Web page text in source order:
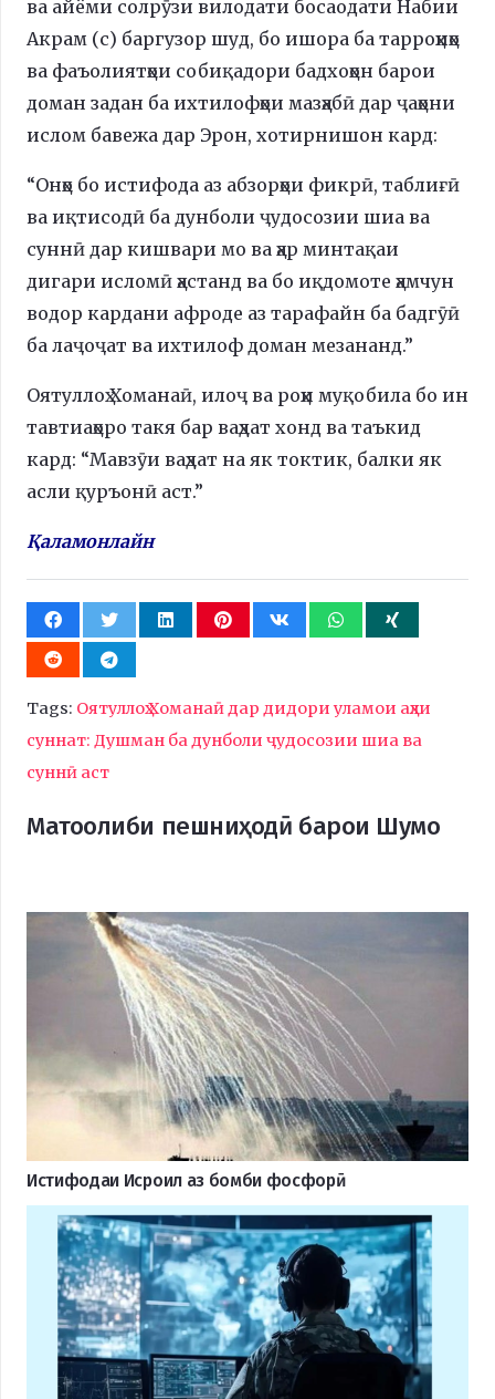
ва айёми солрӯзи вилодати босаодати Набии
Акрам (с) баргузор шуд, бо ишора ба тарроҳиҳо
ва фаъолиятҳои собиқадори бадхоҳон барои
доман задан ба ихтилофҳои мазҳабӣ дар ҷаҳони
ислом бавежа дар Эрон, хотирнишон кард:
“Онҳо бо истифода аз абзорҳои фикрӣ, таблиғӣ
ва иқтисодӣ ба дунболи ҷудосозии шиа ва
суннӣ дар кишвари мо ва ҳар минтақаи
дигари исломӣ ҳастанд ва бо иқдомоте ҳамчун
водор кардани афроде аз тарафайн ба бадгӯӣ
ба лаҷоҷат ва ихтилоф доман мезананд.”
Оятуллоҳ Хоманаӣ, илоҷ ва роҳи муқобила бо ин
тавтиаҳоро такя бар ваҳдат хонд ва таъкид
кард: “Мавзӯи ваҳдат на як токтик, балки як
асли қуръонӣ аст.”
Қаламонлайн
Tags: Оятуллоҳ Хоманаӣ дар дидори уламои аҳли
суннат: Душман ба дунболи ҷудосозии шиа ва
суннӣ аст
Матоолиби пешниҳодӣ барои Шумо
Истифодаи Исроил аз бомби фосфорӣ